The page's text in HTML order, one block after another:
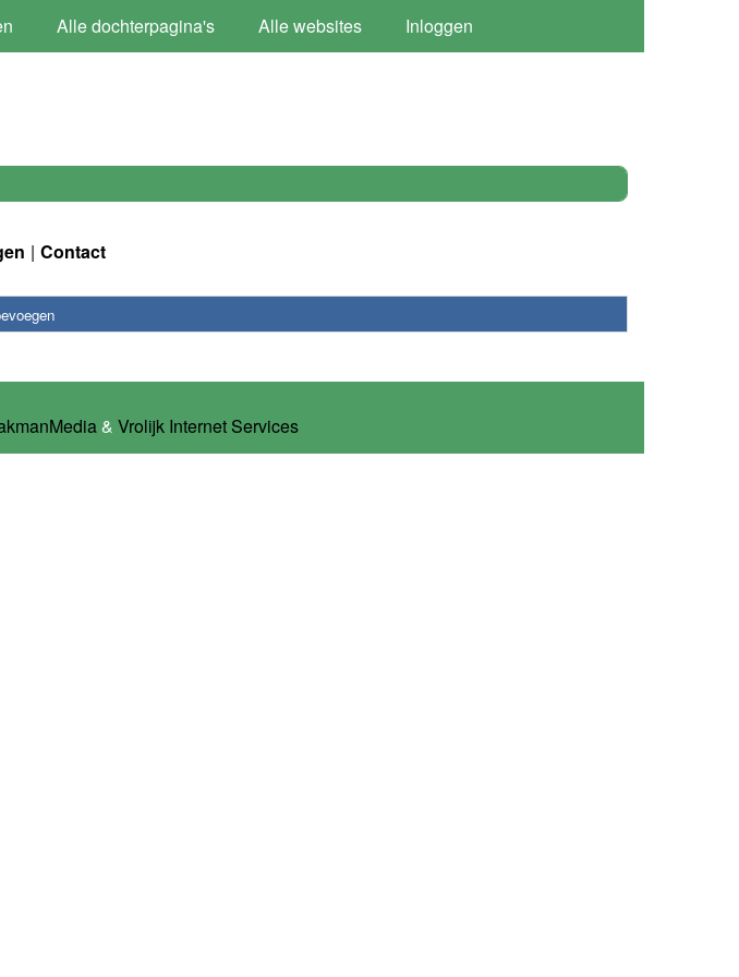
Alle dochterpagina's Alle websites Inloggen
Contact
& Vrolijk Internet Services